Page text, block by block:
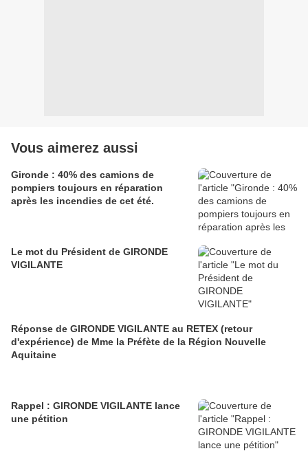
Vous aimerez aussi
Gironde : 40% des camions de
pompiers toujours en réparation
après les incendies de cet été.
Le mot du Président de GIRONDE
VIGILANTE
Réponse de GIRONDE VIGILANTE au RETEX (retour
d'expérience) de Mme la Préfète de la Région Nouvelle
Aquitaine
Rappel : GIRONDE VIGILANTE lance
une pétition